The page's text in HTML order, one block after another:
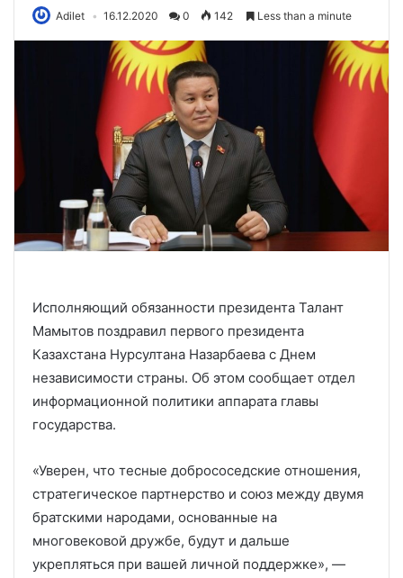
Adilet 16.12.2020 0 142 Less than a minute
Исполняющий обязанности президента Талант
Мамытов поздравил первого президента
Казахстана Нурсултана Назарбаева с Днем
независимости страны. Об этом сообщает отдел
информационной политики аппарата главы
государства.
«Уверен, что тесные добрососедские отношения,
стратегическое партнерство и союз между двумя
братскими народами, основанные на
многовековой дружбе, будут и дальше
укрепляться при вашей личной поддержке», —